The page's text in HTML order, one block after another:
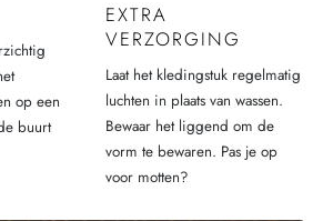
op een
buurt
EXTRA
VERZORGING
Laat het kledingstuk regelmatig
luchten in plaats van wassen.
Bewaar het liggend om de
vorm te bewaren. Pas je op
voor motten?